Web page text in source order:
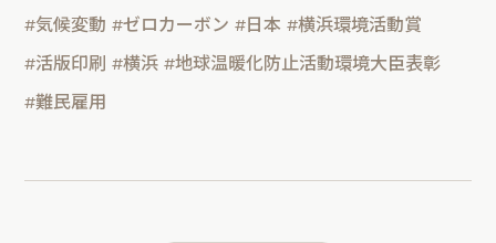
#気候変動 #ゼロカーボン #日本 #横浜環境活動賞
#活版印刷 #横浜 #地球温暖化防止活動環境大臣表彰
#難民雇用